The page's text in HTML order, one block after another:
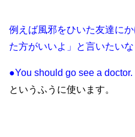
例えば風邪をひいた友達に
た方がいいよ」と言いたいな
●You should go see a doctor.
というふうに使います。